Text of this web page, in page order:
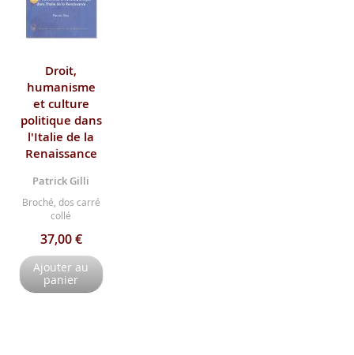
Droit,
humanisme
et culture
politique dans
l'Italie de la
Renaissance
Patrick Gilli
Broché, dos carré
collé
37,00 €
Ajouter au
panier